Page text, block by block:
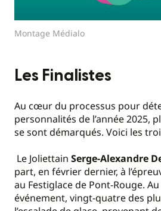
Montage Médialo
Les Finalistes
Au cœur du processus pour
personnalités de l’année 2025,
se sont démarqués. Voici les
Le Joliettain Serge-Alexandre
part, en février dernier, à
au Festiglace de Pont-Rouge.
événement, vingt-quatre des